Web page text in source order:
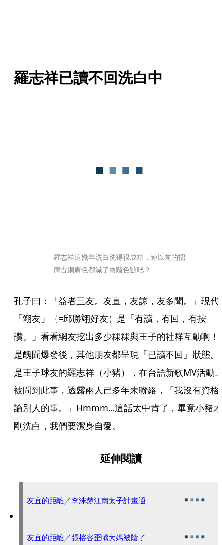
羅志祥已讀不回洗白中
羅志祥這幾年洗白洗得很成功，連以前的招
牌古銅膚色都減了兩階色號吧？
孔子曰：「益者三友。友直，友諒，友多聞。」現代
「翊友」（=邱勝翊好友）是「有讀，有回，有按
讚。」看看網友挖出多少粿粿與王子的社群互動啊！
是醜聞爆發後，其他朋友都呈現「已讀不回」狀態。
是王子球友的羅志祥（小豬），在台語新歌MV活動
被問到此事，透露兩人已多年未聯絡，「我沒有資格
論別人的事。」Hmmm…這話太中肯了，畢竟小豬才
剛洗白，我們要潔身自愛。
延伸閱讀
友宜的距離／李洙赫江南太子計畫通
友宜的距離／張榕容歪嘴大媽被陰了